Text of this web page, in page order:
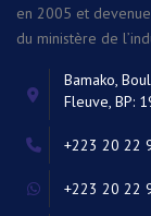
en 2005 et
du ministère de
Bamako,
Fleuve, BP:
+223 20 22
+223 20 22